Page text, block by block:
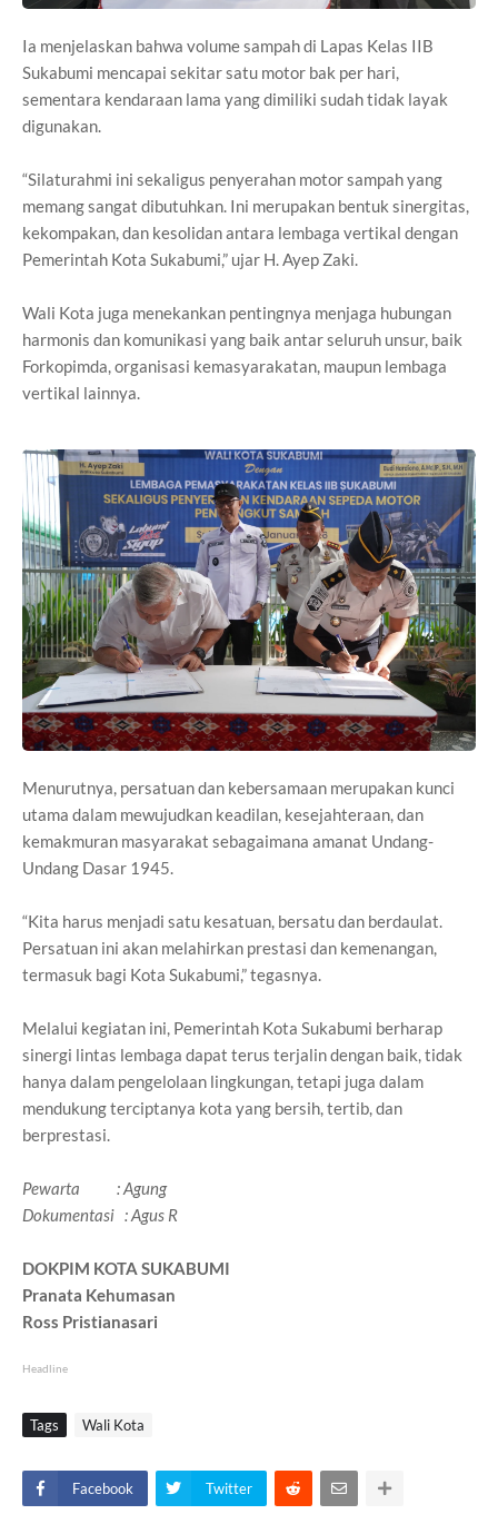
Ia menjelaskan bahwa volume sampah di Lapas Kelas IIB
Sukabumi mencapai sekitar satu motor bak per hari,
sementara kendaraan lama yang dimiliki sudah tidak layak
digunakan.
“Silaturahmi ini sekaligus penyerahan motor sampah yang
memang sangat dibutuhkan. Ini merupakan bentuk sinergitas,
kekompakan, dan kesolidan antara lembaga vertikal dengan
Pemerintah Kota Sukabumi,” ujar H. Ayep Zaki.
Wali Kota juga menekankan pentingnya menjaga hubungan
harmonis dan komunikasi yang baik antar seluruh unsur, baik
Forkopimda, organisasi kemasyarakatan, maupun lembaga
vertikal lainnya.
Menurutnya, persatuan dan kebersamaan merupakan kunci
utama dalam mewujudkan keadilan, kesejahteraan, dan
kemakmuran masyarakat sebagaimana amanat Undang-
Undang Dasar 1945.
“Kita harus menjadi satu kesatuan, bersatu dan berdaulat.
Persatuan ini akan melahirkan prestasi dan kemenangan,
termasuk bagi Kota Sukabumi,” tegasnya.
Melalui kegiatan ini, Pemerintah Kota Sukabumi berharap
sinergi lintas lembaga dapat terus terjalin dengan baik, tidak
hanya dalam pengelolaan lingkungan, tetapi juga dalam
mendukung terciptanya kota yang bersih, tertib, dan
berprestasi.
Pewarta : Agung
Dokumentasi : Agus R
DOKPIM KOTA SUKABUMI
Pranata Kehumasan
Ross Pristianasari
Headline
Tags Wali Kota
Facebook Twitter